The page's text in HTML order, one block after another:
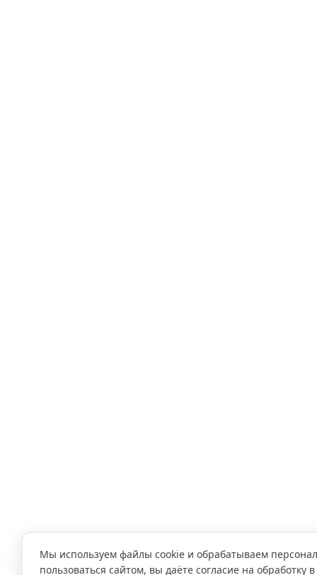
Мы используем файлы cookie и обрабатываем
пользоваться сайтом, вы даёте согласие на обработку